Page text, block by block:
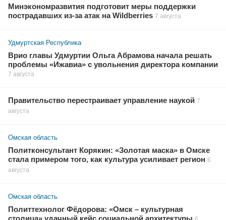
Минэкономразвития подготовит меры поддержки
пострадавших из-за атак на Wildberries 7 августа
Удмуртская Республика
Врио главы Удмуртии Ольга Абрамова начала решать
проблемы «Ижавиа» с увольнения директора компании
7 августа
Правительство перестраивает управление наукой 7
августа
Омская область
Политконсультант Корякин: «Золотая маска» в Омске
стала примером того, как культура усиливает регион 6
августа
Омская область
Политтехнолог Фёдорова: «Омск – культурная